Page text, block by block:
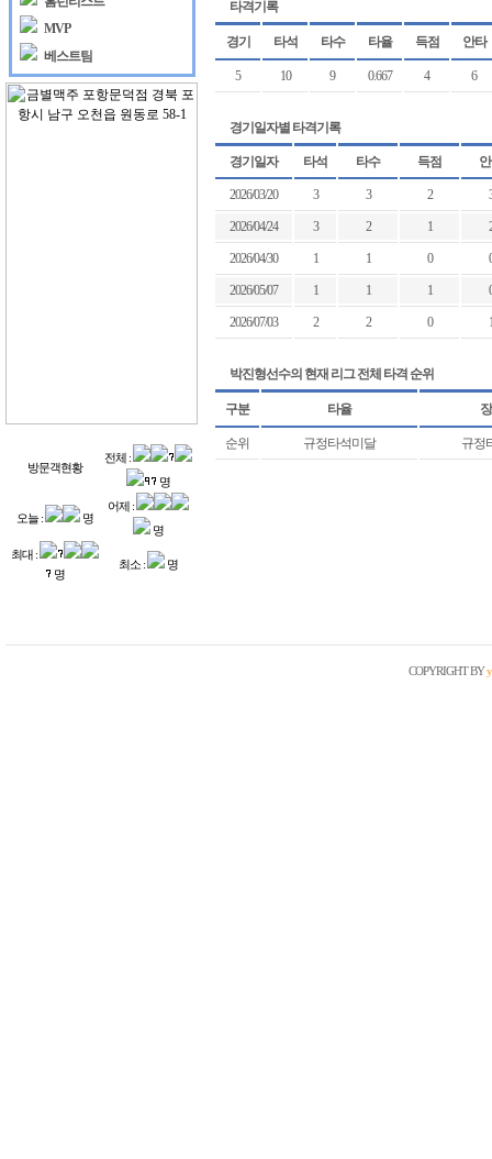
MVP
베스트팀
방문객현황
전체 :
명
오늘 : 명
어제 :
명
최대 :
명
최소 : 명
타격기록
경기 타석 타수 타율 득점 안타
5 10 9 0.667 4 6
경기일자별 타격기록
경기일자 타석 타수 득점
2026/03/20 3 3 2
2026/04/24 3 2 1
2026/04/30 1 1 0
2026/05/07 1 1 1
2026/07/03 2 2 0
박진형선수의 현재 리그 전체 타격 순위
구분 타율
순위 규정타석미달 규정
COPYRIGHT BY